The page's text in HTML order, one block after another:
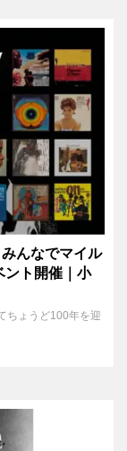
んなでマイル
ント開催｜小
ちょうど100年を迎